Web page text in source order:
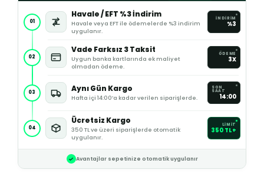
01
Havale / EFT %3 İndirim
Havale veya EFT ile ödemelerde %3 indirim
uygulanır.
İNDİRİM
%3
02
Vade Farksız 3 Taksit
Uygun banka kartlarında ek maliyet
olmadan ödeme.
ÖDEME
3X
03 Aynı Gün Kargo
Hafta içi 14:00’a kadar verilen siparişlerde.
SON
SAAT
14:00
04
Ücretsiz Kargo
350 TL ve üzeri siparişlerde otomatik
uygulanır.
LİMİT
350 TL+
Avantajlar sepetinize otomatik uygulanır